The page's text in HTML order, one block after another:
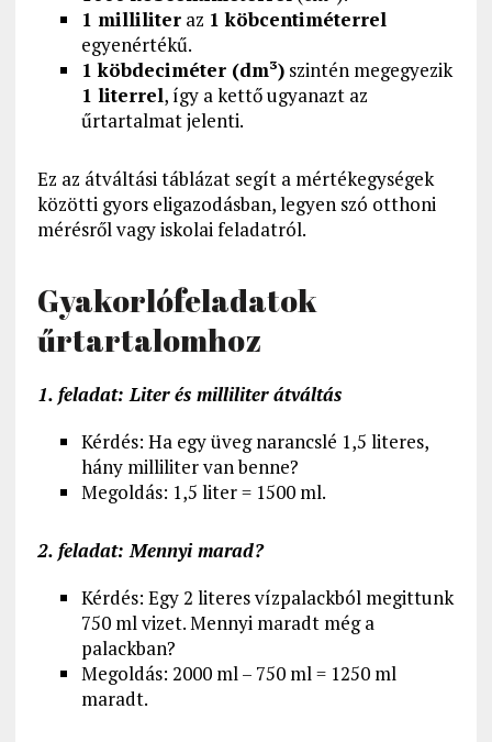
1 milliliteraz 1 köbcentiméterrel
egyenértékű.
1 köbdeciméter (dm³)szintén megegyezik
1 literrel, így a kettő ugyanazt az
űrtartalmat jelenti.
Ez az átváltási táblázat segít a mértékegységek
közötti gyors eligazodásban, legyen szó otthoni
mérésről vagy iskolai feladatról.
Gyakorlófeladatok
űrtartalomhoz
1. feladat: Liter és milliliter átváltás
Kérdés: Ha egy üveg narancslé 1,5 literes,
hány milliliter van benne?
Megoldás: 1,5 liter = 1500 ml.
2. feladat: Mennyi marad?
Kérdés: Egy 2 literes vízpalackból megittunk
750 ml vizet. Mennyi maradt még a
palackban?
Megoldás: 2000 ml – 750 ml = 1250 ml
maradt.